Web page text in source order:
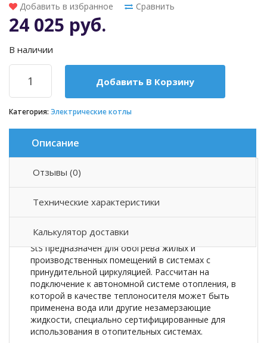
Добавить в избранное Сравнить
24 025 руб.
В наличии
Добавить В Корзину
Категория: Электрические котлы
Описание
Отзывы (0)
Технические характеристики
Калькулятор доставки
Описание товара
мощности TEPLODOM iTRM SILVER
StS предназначен для обогрева жилых и
производственных помещений в системах с
принудительной циркуляцией. Рассчитан на
подключение к автономной системе отопления, в
которой в качестве теплоносителя может быть
применена вода или другие незамерзающие
жидкости, специально сертифицированные для
использования в отопительных системах.